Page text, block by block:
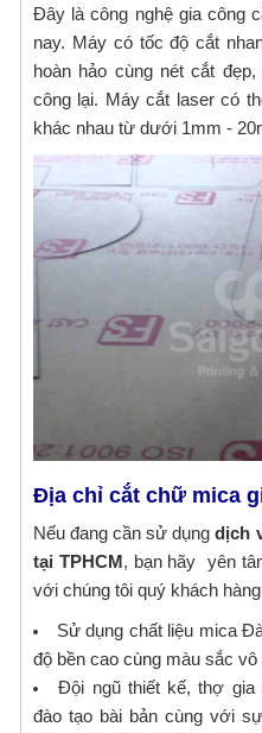
Đây là công nghệ gia công
nay. Máy có tốc độ cắt
hoàn hảo cùng nét cắt
công lại. Máy cắt laser có
khác nhau từ dưới 1mm -
Địa chỉ cắt chữ mica
Nếu đang cần sử dụngdịch
tại TPHCM, bạn hãy yên
với chúng tôi quý khách
Sử dụng chất liệu mica
độ bền cao cùng màu sắc vô
Đội ngũ thiết kế, thợ gia
đào tạo bài bản cùng với